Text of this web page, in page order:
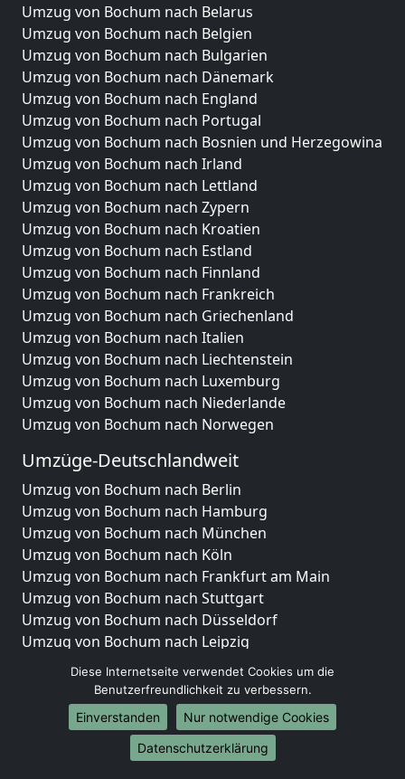
Umzug von Bochum nach Belarus
Umzug von Bochum nach Belgien
Umzug von Bochum nach Bulgarien
Umzug von Bochum nach Dänemark
Umzug von Bochum nach England
Umzug von Bochum nach Portugal
Umzug von Bochum nach Bosnien und Herzegowina
Umzug von Bochum nach Irland
Umzug von Bochum nach Lettland
Umzug von Bochum nach Zypern
Umzug von Bochum nach Kroatien
Umzug von Bochum nach Estland
Umzug von Bochum nach Finnland
Umzug von Bochum nach Frankreich
Umzug von Bochum nach Griechenland
Umzug von Bochum nach Italien
Umzug von Bochum nach Liechtenstein
Umzug von Bochum nach Luxemburg
Umzug von Bochum nach Niederlande
Umzug von Bochum nach Norwegen
Umzüge-Deutschlandweit
Umzug von Bochum nach Berlin
Umzug von Bochum nach Hamburg
Umzug von Bochum nach München
Umzug von Bochum nach Köln
Umzug von Bochum nach Frankfurt am Main
Umzug von Bochum nach Stuttgart
Umzug von Bochum nach Düsseldorf
Umzug von Bochum nach Leipzig
Umzug von Bochum nach Dortmund
Umzug von Bochum nach Essen
Umzug von Bochum nach Bremen
Umzug von Bochum nach Dresden
Umzug von Bochum nach Hannover
Diese Internetseite verwendet Cookies um die
Benutzerfreundlichkeit zu verbessern.
Einverstanden
Nur notwendige Cookies
Datenschutzerklärung